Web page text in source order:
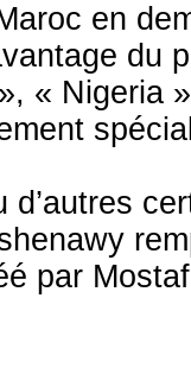
en
du
« Nigeria
d’autres
par